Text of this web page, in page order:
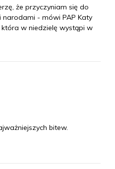
że przyczyniam się do
- mówi PAP Katy
w niedzielę wystąpi w
bitew.